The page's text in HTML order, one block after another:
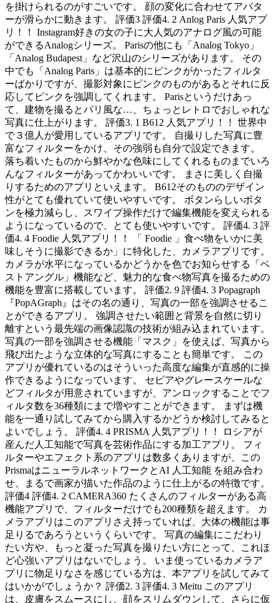
を掛けられるのがすごいです。 顔の変化に合わせてアバタ
ーが滑らかに動きます。 評価3 評価4. 2 Anlog Paris 人気アプ
リ！！ Instagram好きの女の子に大人気のアナログ風の可能
ができるAnalogシリーズ。 Parisの他にも「Analog Tokyo」
「Analog Budapest」など沢山のシリーズがあります。 その
中でも「Analog Paris」は基本的にピンクがかったフィルタ
ーばかりですが、撮影対象にピンクのものがあるとそれに反
応してピンクを強調してくれます。 Parisというだけあっ
て、建物を撮るとパリ風な…、ちょっとレトロでおしゃれな
写真に仕上がります。 評価3. 1 B612 人気アプリ！！ 世界中
で３億人が愛用しているアプリです。 自撮りした写真に豊
富なフィルターをかけ、その強弱も自分で設定できます。
落ち着いたものから鮮やかな色味にしてくれるものまでいろ
んなフィルターがあってかわいいです。 まさに美しく自撮
りするためのアプリといえます。 B612そのもののデザイン
性がとても優れていて使いやすいです。 ボタンらしいボタ
ンを極力減らし、スワイプ操作だけで編集機能を変えられる
ようになっているので、とても使いやすいです。 評価4. 3 評
価4. 4 Foodie 人気アプリ！！ 「 Foodie 」食べ物をいかに美
味しそうに撮影できるか」に特化した、カメラアプリです。
カメラが水平になっているかどうかを色でお知らせする「ベ
ストアングル」機能など、魅力的な食べ物写真を撮るための
機能を豊富に搭載しています。 評価2. 9 評価4. 3 Popagraph
『PopAGraph』はその名の通り、写真の一部を強調させるこ
とができるアプリ。 強調させたい範囲と背景を自然に切り
離すという最先端の画像認識の技術が組み込まれています。
写真の一部を強調させる機能「マスク」を使えば、写真から
飛び出たような立体的な写真にすることも簡単です。 この
アプリが優れているのはそういった高度な編集が直感的に操
作できるようになっています。 セピアやグレースケールな
どフィルタが用意されていますが、アンロックすることでフ
ィルタ数を36種類にまで増やすことができます。 まずは機
能を一通り試してみてから購入するかどうか検討してみると
よいでしょう。 評価4. 4 PRISMA 人気アプリ！！ ロシアが
産んだ人工知能で写真を芸術作品にする加工アプリ。 フィ
ルターやエフェクト系のアプリは数多くありますが、この
PrismaはニューラルネットワークとAI 人工知能 を組み合わ
せ、まるで画家が描いた作品のように仕上がるの特徴です。
評価4 評価4. 2 CAMERA360 たくさんのフィルターがある高
機能アプリで、フィルターだけでも200種類を超えます。 カ
メラアプリはこのアプリさえ持っていれば、大体の機能は事
足りるであろうというくらいです。 写真の編集にこだわり
たい方や、もっと凝った写真を撮りたい方にとって、これほ
ど心強いアプリはないでしょう。 いま使っているカメラア
プリに物足りなさを感じている方は、本アプリを試してみて
はいかがでしょうか？ 評価2. 3 評価4. 3 Meitu このアプリ
は、皮膚をスムースにし、顔をスリムダウンして、さらに仮